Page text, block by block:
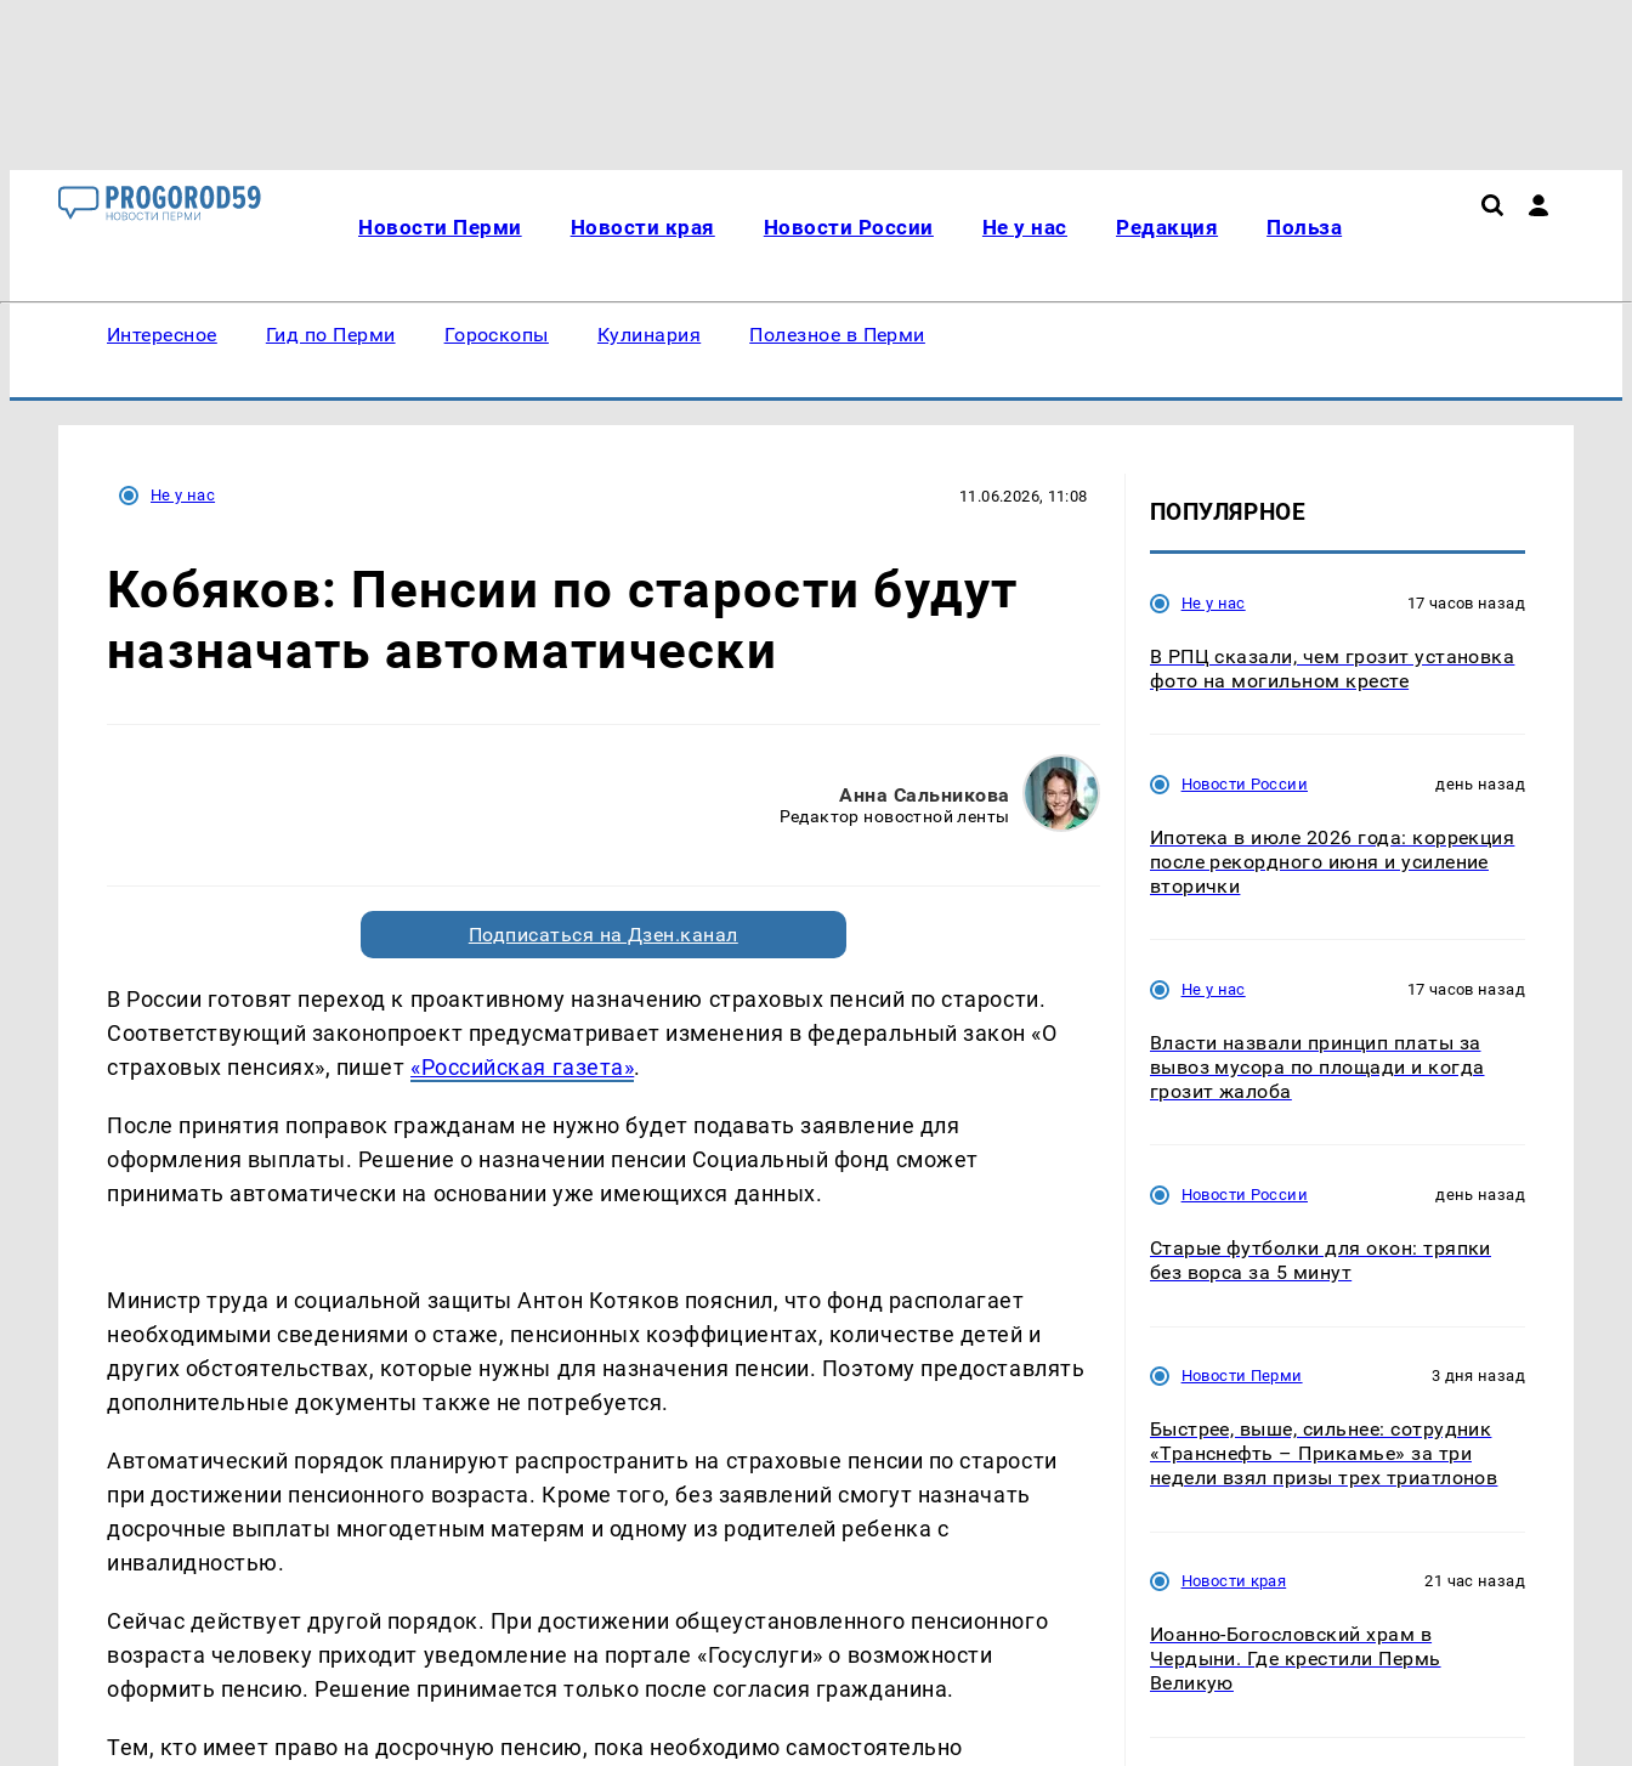
Новости Перми Новости края Новости России Не у нас Редакция Польза
Интересное Гид по Перми Гороскопы Кулинария Полезное в Перми
Не у нас 11.06.2026, 11:08
Кобяков: Пенсии по старости будут
назначать автоматически
Анна Сальникова
Редактор новостной ленты
Подписаться на Дзен.канал
В России готовят переход к проактивному назначению страховых пенсий по старости.
Соответствующий законопроект предусматривает изменения в федеральный закон «О
страховых пенсиях», пишет «Российская газета».
После принятия поправок гражданам не нужно будет подавать заявление для
оформления выплаты. Решение о назначении пенсии Социальный фонд сможет
принимать автоматически на основании уже имеющихся данных.
Министр труда и социальной защиты Антон Котяков пояснил, что фонд располагает
необходимыми сведениями о стаже, пенсионных коэффициентах, количестве детей и
других обстоятельствах, которые нужны для назначения пенсии. Поэтому предоставлять
дополнительные документы также не потребуется.
Автоматический порядок планируют распространить на страховые пенсии по старости
при достижении пенсионного возраста. Кроме того, без заявлений смогут назначать
досрочные выплаты многодетным матерям и одному из родителей ребенка с
инвалидностью.
Сейчас действует другой порядок. При достижении общеустановленного пенсионного
возраста человеку приходит уведомление на портале «Госуслуги» о возможности
оформить пенсию. Решение принимается только после согласия гражданина.
Тем, кто имеет право на досрочную пенсию, пока необходимо самостоятельно
ПОПУЛЯРНОЕ
Не у нас 17 часов назад
В РПЦ сказали, чем грозит установка
фото на могильном кресте
Новости России день назад
Ипотека в июле 2026 года: коррекция
после рекордного июня и усиление
вторички
Не у нас 17 часов назад
Власти назвали принцип платы за
вывоз мусора по площади и когда
грозит жалоба
Новости России день назад
Старые футболки для окон: тряпки
без ворса за 5 минут
Новости Перми 3 дня назад
Быстрее, выше, сильнее: сотрудник
«Транснефть – Прикамье» за три
недели взял призы трех триатлонов
Новости края 21 час назад
Иоанно-Богословский храм в
Чердыни. Где крестили Пермь
Великую